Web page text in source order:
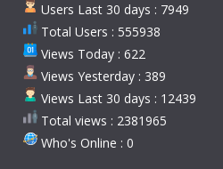
Users Last 30 days : 7949
Total Users : 555938
Views Today : 622
Views Yesterday : 389
Views Last 30 days : 12439
Total views : 2381965
Who's Online : 0